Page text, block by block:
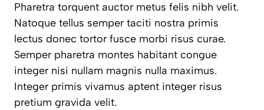
Pharetra torquent auctor metus felis nibh velit.
Natoque tellus semper taciti nostra primis
lectus donec tortor fusce morbi risus curae.
Semper pharetra montes habitant congue
integer nisi nullam magnis nulla maximus.
Integer primis vivamus aptent integer risus
pretium gravida velit.